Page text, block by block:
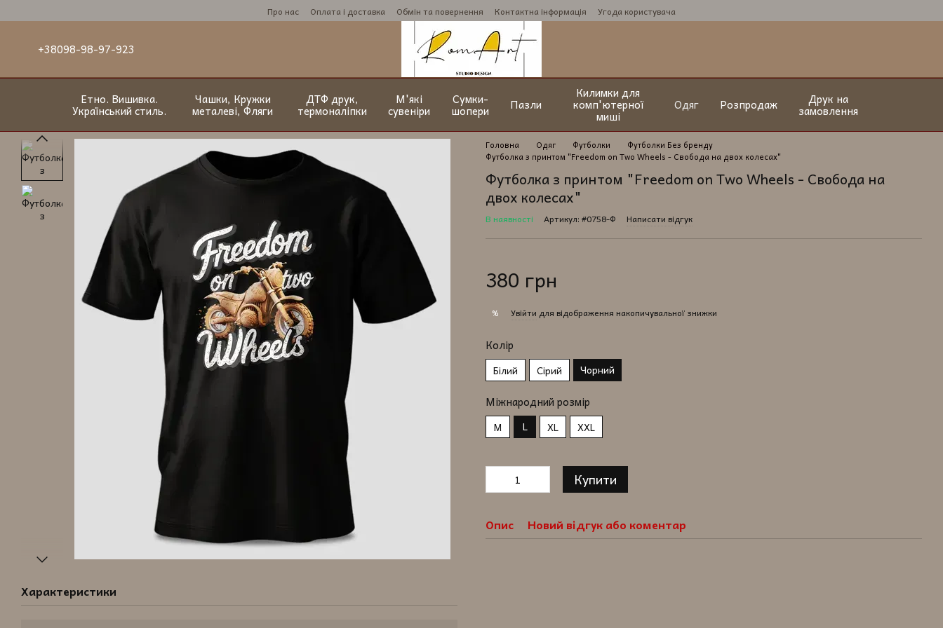
Про нас Оплата і доставка Обмін та повернення Контактна інформація Угода користувача
+38098-98-97-923
Етно. Вишивка.
Український стиль.
Чашки, Кружки
металеві, Фляги
ДТФ друк,
термоналіпки
М'які
сувеніри
Сумки-
шопери Пазли
Килимки для
комп'ютерної
миші
Одяг Розпродаж Друк на
замовлення
Характеристики
Головна Одяг Футболки
Футболки Без бренду
Футболка з принтом "Freedom on Two Wheels - Свобода на двох колесах"
Футболка з принтом "Freedom on Two Wheels - Свобода на
двох колесах"
В наявності Артикул: #0758-Ф Написати відгук
380 грн
% Увійти для відображення накопичувальної знижки
Колір
Білий Сірий Чорний
Міжнародний розмір
M L XL XXL
Купити
Опис Новий відгук або коментар